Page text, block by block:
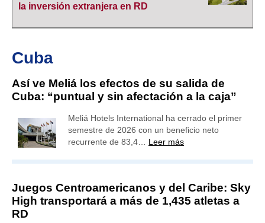
la inversión extranjera en RD
Cuba
Así ve Meliá los efectos de su salida de
Cuba: “puntual y sin afectación a la caja”
Meliá Hotels International ha cerrado el primer
semestre de 2026 con un beneficio neto
recurrente de 83,4… Leer más
Juegos Centroamericanos y del Caribe: Sky
High transportará a más de 1,435 atletas a
RD